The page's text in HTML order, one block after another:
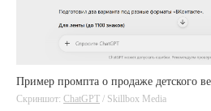
Пример промпта о продаже детского
Скриншот: ChatGPT / Skillbox Media